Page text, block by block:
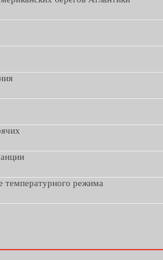
температурного режима